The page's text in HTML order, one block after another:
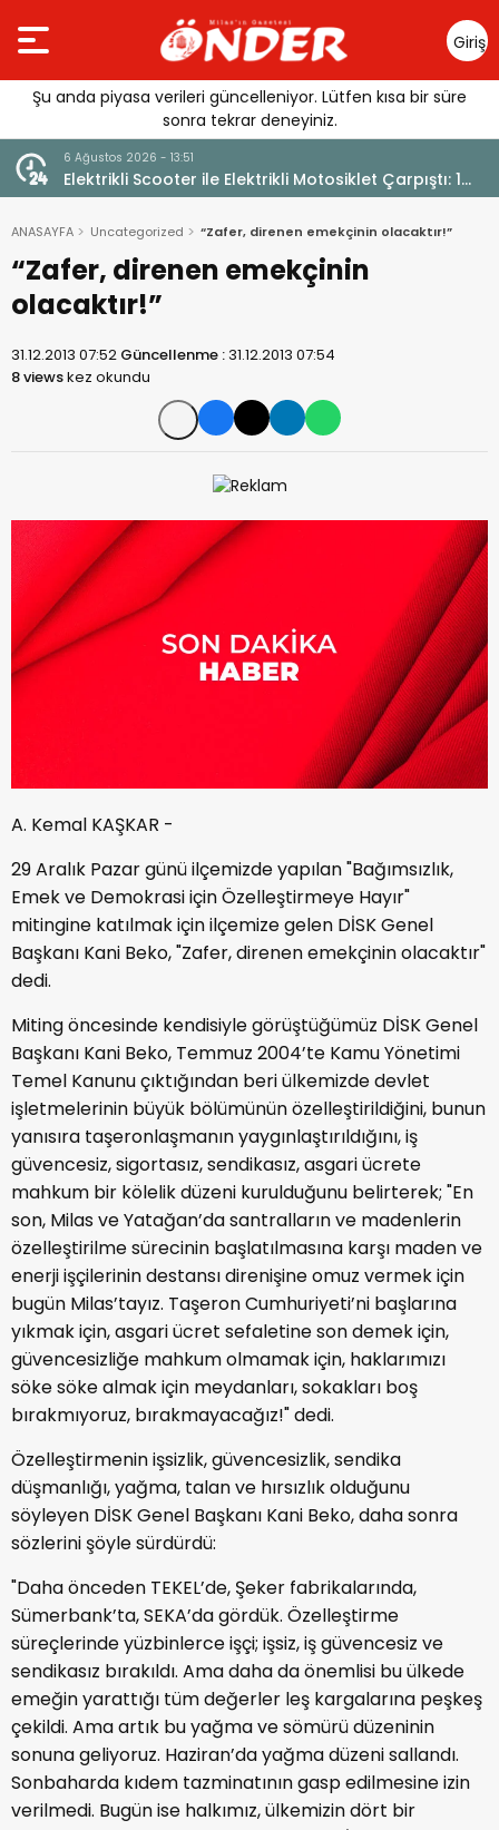
Giriş
Yap
Şu anda piyasa verileri güncelleniyor. Lütfen kısa bir süre
sonra tekrar deneyiniz.
6 Ağustos 2026 - 13:51
Elektrikli Scooter ile Elektrikli Motosiklet Çarpıştı: 1
Yaralı
ANASAYFA Uncategorized “Zafer, direnen emekçinin olacaktır!”
“Zafer, direnen emekçinin
olacaktır!”
31.12.2013 07:52 Güncellenme :31.12.2013 07:54
8 viewskez okundu
A. Kemal KAŞKAR -
29 Aralık Pazar günü ilçemizde yapılan "Bağımsızlık,
Emek ve Demokrasi için Özelleştirmeye Hayır"
mitingine katılmak için ilçemize gelen DİSK Genel
Başkanı Kani Beko, "Zafer, direnen emekçinin olacaktır"
dedi.
Miting öncesinde kendisiyle görüştüğümüz DİSK Genel
Başkanı Kani Beko, Temmuz 2004’te Kamu Yönetimi
Temel Kanunu çıktığından beri ülkemizde devlet
işletmelerinin büyük bölümünün özelleştirildiğini, bunun
yanısıra taşeronlaşmanın yaygınlaştırıldığını, iş
güvencesiz, sigortasız, sendikasız, asgari ücrete
mahkum bir kölelik düzeni kurulduğunu belirterek; "En
son, Milas ve Yatağan’da santralların ve madenlerin
özelleştirilme sürecinin başlatılmasına karşı maden ve
enerji işçilerinin destansı direnişine omuz vermek için
bugün Milas’tayız. Taşeron Cumhuriyeti’ni başlarına
yıkmak için, asgari ücret sefaletine son demek için,
güvencesizliğe mahkum olmamak için, haklarımızı
söke söke almak için meydanları, sokakları boş
bırakmıyoruz, bırakmayacağız!" dedi.
Özelleştirmenin işsizlik, güvencesizlik, sendika
düşmanlığı, yağma, talan ve hırsızlık olduğunu
söyleyen DİSK Genel Başkanı Kani Beko, daha sonra
sözlerini şöyle sürdürdü:
"Daha önceden TEKEL’de, Şeker fabrikalarında,
Sümerbank’ta, SEKA’da gördük. Özelleştirme
süreçlerinde yüzbinlerce işçi; işsiz, iş güvencesiz ve
sendikasız bırakıldı. Ama daha da önemlisi bu ülkede
emeğin yarattığı tüm değerler leş kargalarına peşkeş
çekildi. Ama artık bu yağma ve sömürü düzeninin
sonuna geliyoruz. Haziran’da yağma düzeni sallandı.
Sonbaharda kıdem tazminatının gasp edilmesine izin
verilmedi. Bugün ise halkımız, ülkemizin dört bir